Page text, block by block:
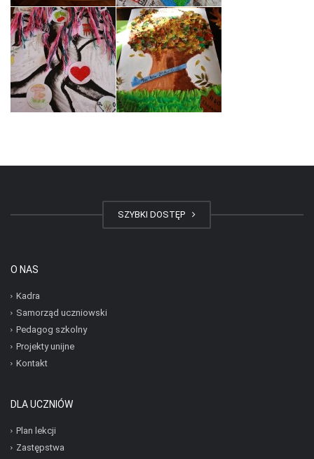
SZYBKI DOSTĘP
O NAS
Kadra
Samorząd uczniowski
Pedagog szkolny
Projekty unijne
Kontakt
DLA UCZNIÓW
Plan lekcji
Zastępstwa